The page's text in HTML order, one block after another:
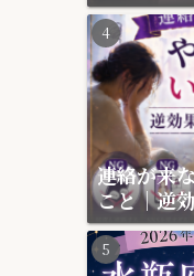
連絡が来
こと｜逆